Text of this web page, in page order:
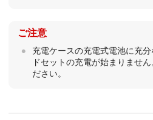
ご注意
充電ケースの充電式電池に充
ドセットの充電が始まりませ
ださい。